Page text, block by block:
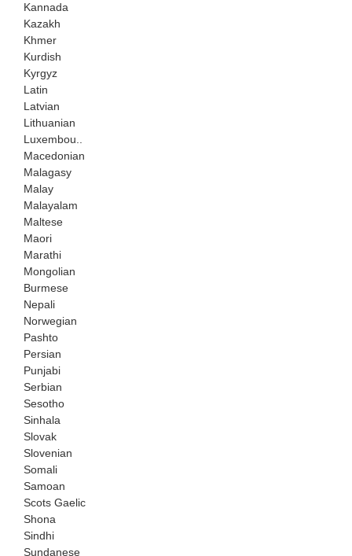
Kannada
Kazakh
Khmer
Kurdish
Kyrgyz
Latin
Latvian
Lithuanian
Luxembou..
Macedonian
Malagasy
Malay
Malayalam
Maltese
Maori
Marathi
Mongolian
Burmese
Nepali
Norwegian
Pashto
Persian
Punjabi
Serbian
Sesotho
Sinhala
Slovak
Slovenian
Somali
Samoan
Scots Gaelic
Shona
Sindhi
Sundanese